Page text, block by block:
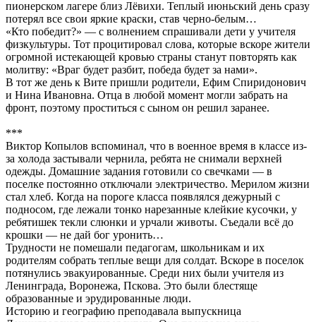
пионерском лагере близ Лёвихи. Теплый июньский день сразу
потерял все свои яркие краски, став черно-белым…
«Кто победит?» — с волнением спрашивали дети у учителя
физкультуры. Тот процитировал слова, которые вскоре жители
огромной истекающей кровью страны станут повторять как
молитву: «Враг будет разбит, победа будет за нами».
В тот же день к Вите пришли родители, Ефим Спиридонович
и Нина Ивановна. Отца в любой момент могли забрать на
фронт, поэтому проститься с сыном он решил заранее.
***
Виктор Копылов вспоминал, что в военное время в классе из-
за холода застывали чернила, ребята не снимали верхней
одежды. Домашние задания готовили со свечками — в
поселке постоянно отключали электричество. Мерилом жизни
стал хлеб. Когда на пороге класса появлялся дежурный с
подносом, где лежали тонко нарезанные клейкие кусочки, у
ребятишек текли слюнки и урчали животы. Съедали всё до
крошки — не дай бог уронить…
Трудности не помешали педагогам, школьникам и их
родителям собрать теплые вещи для солдат. Вскоре в поселок
потянулись эвакуированные. Среди них были учителя из
Ленинграда, Воронежа, Пскова. Это были блестяще
образованные и эрудированные люди.
Историю и географию преподавала выпускница